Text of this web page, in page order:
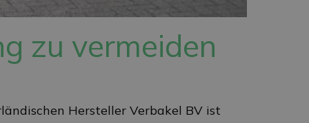
zu vermeiden
Hersteller Verbakel BV ist